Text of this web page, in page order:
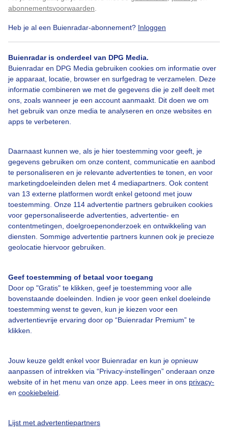
abonnementsvoorwaarden
Heb je al een Buienradar-abonnement? Inloggen
Buienradar is onderdeel van DPG Media.
Buienradar en DPG Media gebruiken cookies om informatie over
je apparaat, locatie, browser en surfgedrag te verzamelen. Deze
informatie combineren we met de gegevens die je zelf deelt met
ons, zoals wanneer je een account aanmaakt. Dit doen we om
het gebruik van onze media te analyseren en onze websites en
apps te verbeteren.
Daarnaast kunnen we, als je hier toestemming voor geeft, je
gegevens gebruiken om onze content, communicatie en aanbod
te personaliseren en je relevante advertenties te tonen, en voor
marketingdoeleinden delen met 4 mediapartners. Ook content
van 13 externe platformen wordt enkel getoond met jouw
toestemming. Onze 114 advertentie partners gebruiken cookies
voor gepersonaliseerde advertenties, advertentie- en
contentmetingen, doelgroepenonderzoek en ontwikkeling van
diensten. Sommige advertentie partners kunnen ook je precieze
geolocatie hiervoor gebruiken.
Geef toestemming of betaal voor toegang
Door op "Gratis" te klikken, geef je toestemming voor alle
bovenstaande doeleinden. Indien je voor geen enkel doeleinde
toestemming wenst te geven, kun je kiezen voor een
advertentievrije ervaring door op “Buienradar Premium” te
klikken.
Jouw keuze geldt enkel voor Buienradar en kun je opnieuw
aanpassen of intrekken via “Privacy-instellingen” onderaan onze
website of in het menu van onze app. Lees meer in ons privacy-
en cookiebeleid
Lijst met advertentiepartners
Blauwe Zon Wolken
Bekijk slideshow
Over Buienradar
Bedrijfsgegevens
Contact
Toegankelijkheid
Gebruikersvoorwaarden
Adverteren
Privacy beleid
Cookie beleid